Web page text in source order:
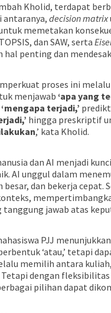
Kholid, terdapat
antaranya, decision matrix
memetakan
dan SAW, serta
hal penting dan
proses ini
menjawab ‘apa yang
‘mengapa terjadi,’
hingga preskriptif
,’ kata Kholid.
dan AI menjadi
AI unggul dalam
dan bekerja cepat.
tanggung jawab atas
PJJ
‘atau,’ tetapi
memilih antara
dengan fleksibilitas
pilihan dapat